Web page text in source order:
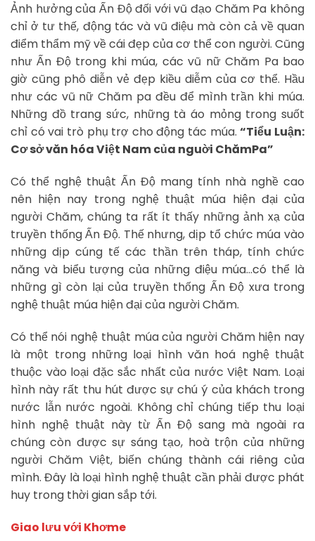
Ảnh hưởng của Ấn Độ đối với vũ đạo Chăm Pa không
chỉ ở tư thế, động tác và vũ điệu mà còn cả về quan
điểm thẩm mỹ về cái đẹp của cơ thể con người. Cũng
như Ấn Độ trong khi múa, các vũ nữ Chăm Pa bao
giờ cũng phô diễn vẻ đẹp kiều diễm của cơ thể. Hầu
như các vũ nữ Chăm pa đều để mình trần khi múa.
Những đồ trang sức, những tà áo mỏng trong suốt
chỉ có vai trò phụ trợ cho động tác múa.“Tiểu Luận:
Cơ sở văn hóa Việt Nam của nguời ChămPa”
Có thể nghệ thuật Ấn Độ mang tính nhà nghề cao
nên hiện nay trong nghệ thuật múa hiện đại của
người Chăm, chúng ta rất ít thấy những ảnh xạ của
truyền thống Ấn Độ. Thế nhưng, dịp tổ chức múa vào
những dịp cúng tế các thần trên tháp, tính chức
năng và biểu tượng của những điệu múa…có thể là
những gì còn lại của truyền thống Ấn Độ xưa trong
nghệ thuật múa hiện đại của người Chăm.
Có thể nói nghệ thuật múa của người Chăm hiện nay
là một trong những loại hình văn hoá nghệ thuật
thuộc vào loại đặc sắc nhất của nước Việt Nam. Loại
hình này rất thu hút được sự chú ý của khách trong
nước lẫn nước ngoài. Không chỉ chúng tiếp thu loại
hình nghệ thuật này từ Ấn Độ sang mà ngoài ra
chúng còn được sự sáng tạo, hoà trộn của những
người Chăm Việt, biến chúng thành cái riêng của
mình. Đây là loại hình nghệ thuật cần phải được phát
huy trong thời gian sắp tới.
Giao lưu với Khơme